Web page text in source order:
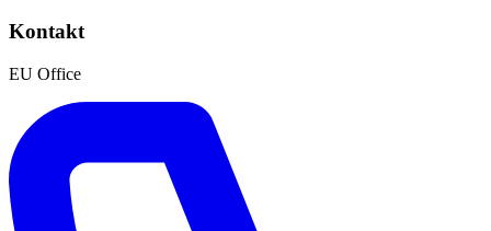
Kontakt
EU Office